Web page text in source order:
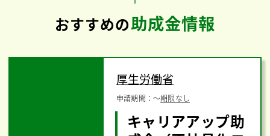
おすすめの助成金情報
厚生労働省
申請期間：〜期限なし
キャリアアップ助